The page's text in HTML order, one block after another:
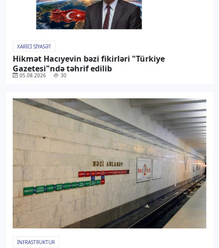
XARICI SIYASƏT
Hikmət Hacıyevin bəzi fikirləri "Türkiye
Gazetesi"ndə təhrif edilib
05.08.2026 30
İNFRASTRUKTUR